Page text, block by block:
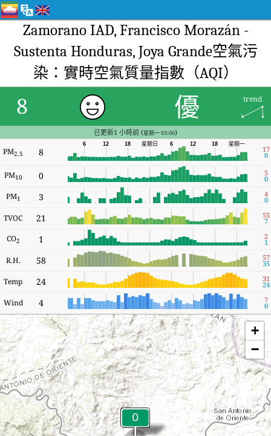
Zamorano IAD, Francisco Morazán -
Sustenta Honduras, Joya Grande空氣污
染：實時空氣質量指數（AQI）
8 優 trend
已更新1 小時前 (星期一 03:00)
PM2.5 8
星期一
18
12
6
星期日
18
12
6
17
0
PM10 0 5
0
PM1 3 4
0
TVOC 21 55
7
CO2 1 2
1
R.H. 58 57
35
Temp 24 31
24
Wind 4 7
0
+
−